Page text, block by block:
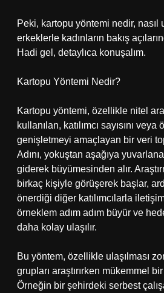
Peki, kartopu yöntemi nedir, nasıl
erkeklerle kadınların bakış
Hadi gel, detaylıca konuşalım.
Kartopu Yöntemi Nedir?
Kartopu yöntemi, özellikle nitel
kullanılan, katılımcı sayısını veya
genişletmeyi amaçlayan bir veri
Adını, yokuştan aşağıya
giderek büyümesinden alır.
birkaç kişiyle görüşerek başlar,
önerdiği diğer katılımcılarla
örneklem adım adım büyür ve
daha kolay ulaşılır.
Bu yöntem, özellikle ulaşılması
grupları araştırırken mükemmel
Örneğin bir şehirdeki serbest